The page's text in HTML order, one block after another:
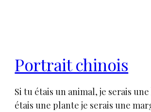
Portrait chinois
Si tu étais un animal, je serais
étais une plante je serais une